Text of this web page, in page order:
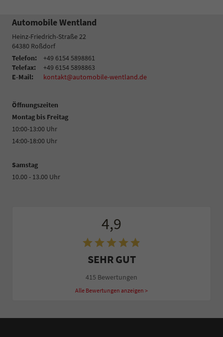
Automobile Wentland
Heinz-Friedrich-Straße 22
64380 Roßdorf
Telefon:
+49 6154 5898861
Telefax:
+49 6154 5898863
E-Mail:
kontakt@automobile-wentland.de
Öffnungszeiten
Montag bis Freitag
10:00-13:00 Uhr
14:00-18:00 Uhr
Samstag
10.00 - 13.00 Uhr
4,9
SEHR GUT
415 Bewertungen
Alle Bewertungen anzeigen >